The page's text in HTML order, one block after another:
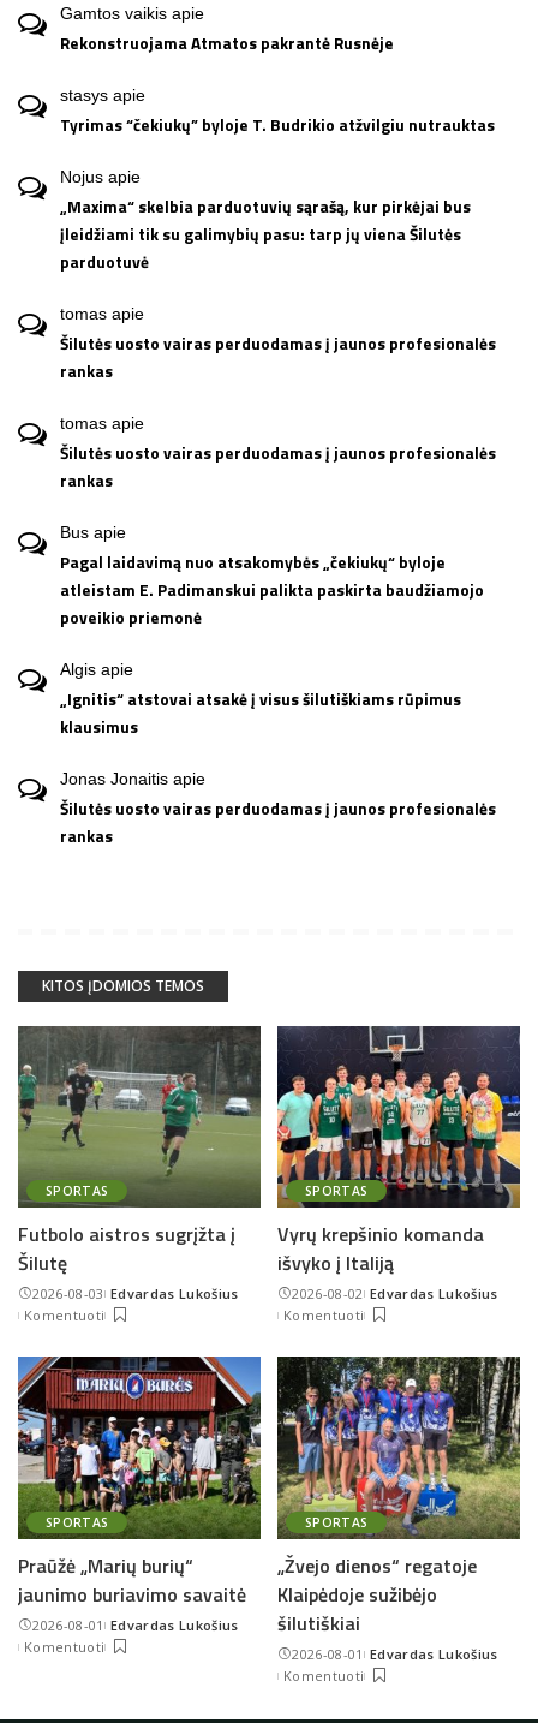
Gamtos vaikis apie
Rekonstruojama Atmatos pakrantė Rusnėje
stasys apie
Tyrimas “čekiukų” byloje T. Budrikio atžvilgiu nutrauktas
Nojus apie
„Maxima“ skelbia parduotuvių sąrašą, kur pirkėjai bus
įleidžiami tik su galimybių pasu: tarp jų viena Šilutės
parduotuvė
tomas apie
Šilutės uosto vairas perduodamas į jaunos profesionalės
rankas
tomas apie
Šilutės uosto vairas perduodamas į jaunos profesionalės
rankas
Bus apie
Pagal laidavimą nuo atsakomybės „čekiukų“ byloje
atleistam E. Padimanskui palikta paskirta baudžiamojo
poveikio priemonė
Algis apie
„Ignitis“ atstovai atsakė į visus šilutiškiams rūpimus
klausimus
Jonas Jonaitis apie
Šilutės uosto vairas perduodamas į jaunos profesionalės
rankas
KITOS ĮDOMIOS TEMOS
SPORTAS
Futbolo aistros sugrįžta į
Šilutę
2026-08-03Posted
by
Edvardas Lukošius
Komentuoti
SPORTAS
Vyrų krepšinio komanda
išvyko į Italiją
2026-08-02Posted
by
Edvardas Lukošius
Komentuoti
SPORTAS
Praūžė „Marių burių“
jaunimo buriavimo savaitė
2026-08-01 Posted
by
Edvardas Lukošius
Komentuoti
SPORTAS
„Žvejo dienos“ regatoje
Klaipėdoje sužibėjo
šilutiškiai
2026-08-01 Posted
by
Edvardas Lukošius
Komentuoti